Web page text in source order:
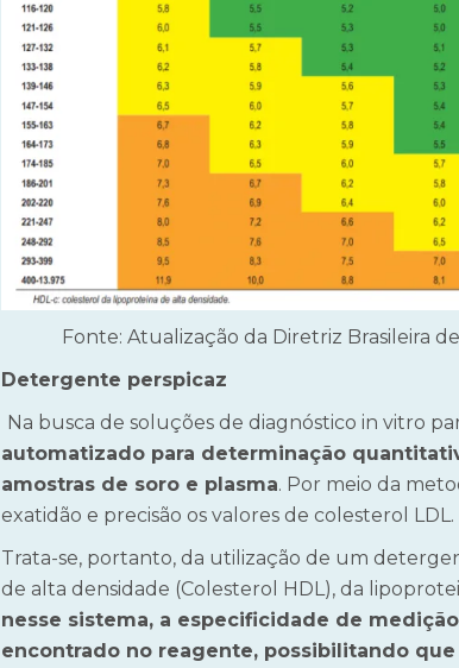
Fonte: Atualização da Diretriz Brasileira
Detergente perspicaz
Na busca de soluções de diagnóstico in vitro
automatizado para determinação
amostras de soro e plasma. Por meio da
exatidão e precisão os valores de colesterol LDL.
Trata-se, portanto, da utilização de um
de alta densidade (Colesterol HDL), da
nesse sistema, a especificidade de
encontrado no reagente, possibilitando